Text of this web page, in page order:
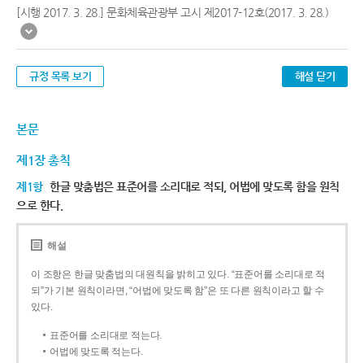
[시행 2017. 3. 28.] 문화체육관광부 고시 제2017-12호(2017. 3. 28.)
규정 목록 보기 해설 닫기
본문
제1장 총칙
제1항 한글 맞춤법은 표준어를 소리대로 적되, 어법에 맞도록 함을 원칙
으로 한다.
해설
이 조항은 한글 맞춤법의 대원칙을 밝히고 있다. “표준어를 소리대로 적
되”가 기본 원칙이라면, “어법에 맞도록 함”은 또 다른 원칙이라고 할 수
있다.
표준어를 소리대로 적는다.
어법에 맞도록 적는다.